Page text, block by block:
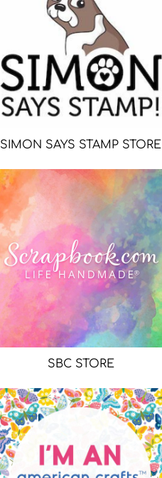
SIMON SAYS STAMP STORE
SBC STORE